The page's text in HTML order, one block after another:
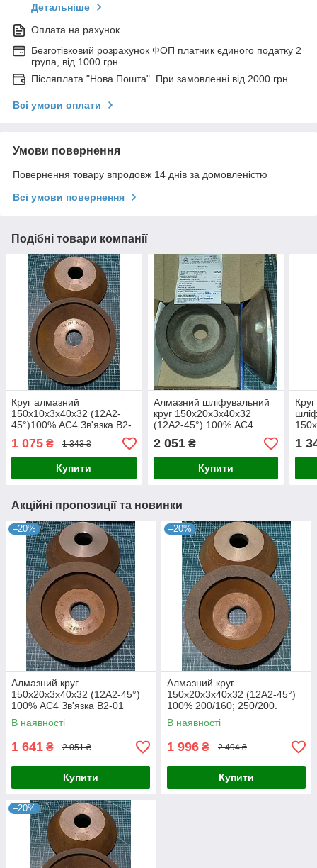
Детальніше
Оплата на рахунок
Безготівковий розрахунок ФОП платник єдиного податку 2
група, від 1000 грн
Післяплата "Нова Пошта". При замовленні від 2000 грн.
Всі умови оплати
Умови повернення
Повернення товару впродовж 14 днів за домовленістю
Всі умови повернення
Подібні товари компанії
Круг алмазний
150х10х3х40х32 (12А2-
45°)100% АС4 Зв'язка В2-
01
1 075 ₴ 1 343 ₴
Купити
Алмазний шліфувальний
круг 150х20х3х40х32
(12А2-45°) 100% АС4
Зв'язка В2-01
2 051₴
Купити
01
1
Акційні пропозиції та новинки
–20%
Алмазний круг
150х20х3х40х32 (12А2-45°)
100% АС4 Зв'язка В2-01
В наявності
1 641 ₴ 2 051 ₴
Купити
–20%
Алмазний круг
150х20х3х40х32 (12А2-45°)
100% 200/160; 250/200.
В наявності
1 996 ₴ 2 494 ₴
Купити
–20%